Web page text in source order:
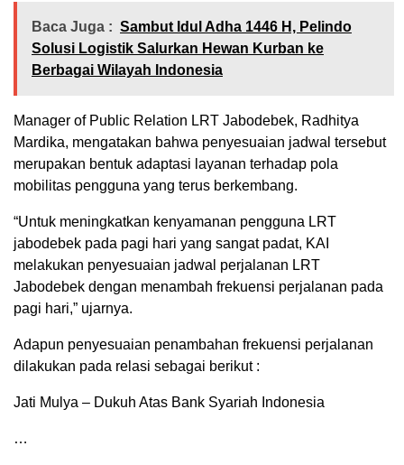
Baca Juga : Sambut Idul Adha 1446 H, Pelindo
Solusi Logistik Salurkan Hewan Kurban ke
Berbagai Wilayah Indonesia
Manager of Public Relation LRT Jabodebek, Radhitya
Mardika, mengatakan bahwa penyesuaian jadwal tersebut
merupakan bentuk adaptasi layanan terhadap pola
mobilitas pengguna yang terus berkembang.
“Untuk meningkatkan kenyamanan pengguna LRT
jabodebek pada pagi hari yang sangat padat, KAI
melakukan penyesuaian jadwal perjalanan LRT
Jabodebek dengan menambah frekuensi perjalanan pada
pagi hari,” ujarnya.
Adapun penyesuaian penambahan frekuensi perjalanan
dilakukan pada relasi sebagai berikut :
Jati Mulya – Dukuh Atas Bank Syariah Indonesia
…